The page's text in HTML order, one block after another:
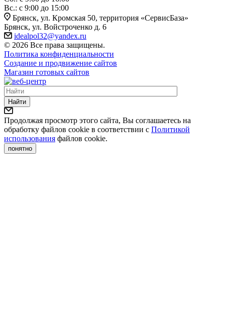
Bc.: с 9:00 до 15:00
Брянск, ул. Кромская 50, территория «СервисБаза»
Брянск, ул. Войстроченко д. 6
idealpol32@yandex.ru
© 2026 Все права защищены.
Политика конфиденциальности
Создание и продвижение сайтов
Магазин готовых сайтов
Найти
Продолжая просмотр этого сайта, Вы соглашаетесь на
обработку файлов cookie в соответствии с Политикой
использования файлов cookie.
понятно